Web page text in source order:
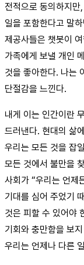
전적으로 동의하지만
일을 포함한다고 말
제공사들은 챗봇이
가족에게 보낼 개인
것을 좋아한다. 나는
단절감을 느낀다.
내게 이는 인간이란
드러낸다. 현대의 삶
우리는 모든 것을 잡
모든 것에서 불만을
사회가 “우리는 언제
기대를 심어 주었기
것은 피할 수 있어야
기회와 충만함을 보
우리는 언제나 다른